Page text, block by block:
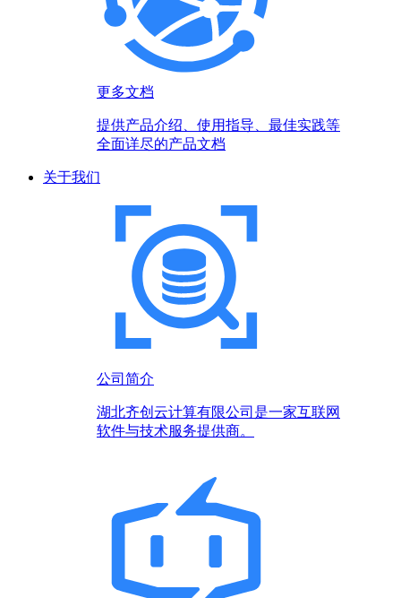
更多文档
提供产品介绍、使用指导、最佳实践等
全面详尽的产品文档
关于我们
公司简介
湖北齐创云计算有限公司是一家互联网
软件与技术服务提供商。